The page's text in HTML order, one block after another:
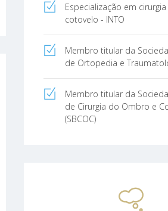
Especialização em
cotovelo - INTO
Membro titular da
de Ortopedia e
Membro titular da
de Cirurgia do Ombro e
(SBCOC)